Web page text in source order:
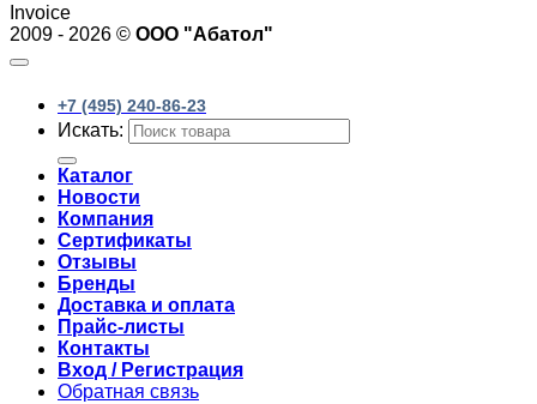
Invoice
2009 - 2026 © ООО "Абатол"
+7 (495) 240-86-23
Искать:
Каталог
Новости
Компания
Сертификаты
Отзывы
Бренды
Доставка и оплата
Прайс-листы
Контакты
Вход / Регистрация
Обратная связь